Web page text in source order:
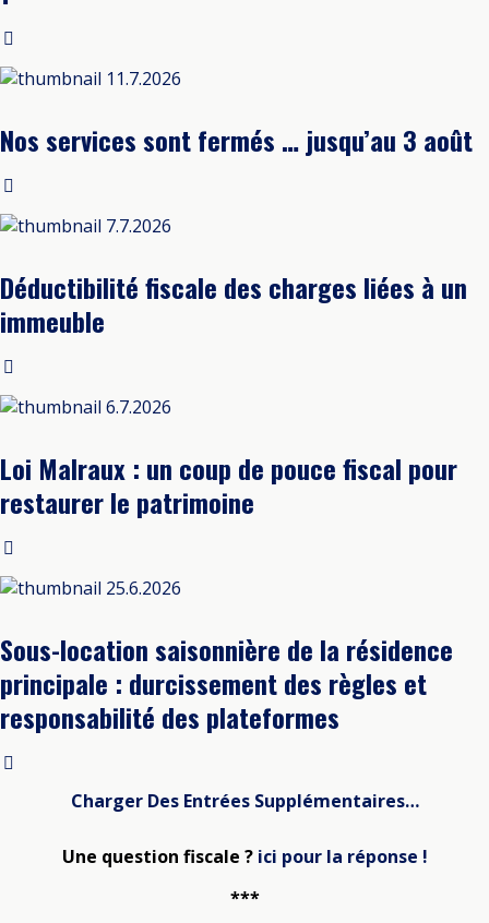
11.7.2026
Nos services sont fermés … jusqu’au 3 août
7.7.2026
Déductibilité fiscale des charges liées à un
immeuble
6.7.2026
Loi Malraux : un coup de pouce fiscal pour
restaurer le patrimoine
25.6.2026
Sous-location saisonnière de la résidence
principale : durcissement des règles et
responsabilité des plateformes
Charger Des Entrées Supplémentaires…
Une question fiscale ? ici pour la réponse !
***